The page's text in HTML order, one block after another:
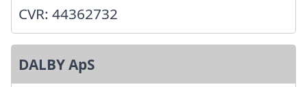
CVR: 44362732
DALBY ApS